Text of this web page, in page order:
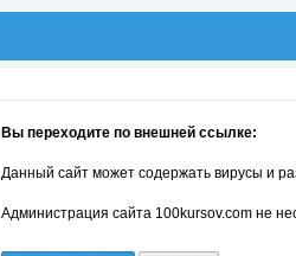
Вы переходите по внешней ссылке:
Данный сайт может содержать вирусы и
Администрация сайта 100kursov.com не